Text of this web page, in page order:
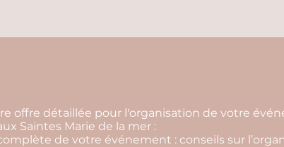
offre détaillée pour l'organisation de votre
Saintes Marie de la mer :
de votre événement : conseils sur